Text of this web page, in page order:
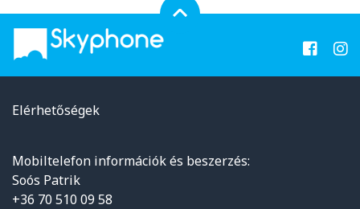
Elérhetőségek
Mobiltelefon információk és beszerzés:
Soós Patrik
+36 70 510 09 58